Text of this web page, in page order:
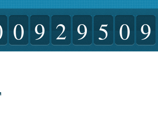
0 9 2 9 5 0 9